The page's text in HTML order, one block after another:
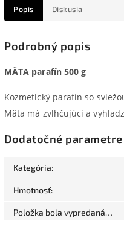
Popis Diskusia
Podrobný popis
MÄTA parafín 500 g
Kozmetický parafín so
Mäta má zvlhčujúci a
Dodatočné parametre
Kategória:
Hmotnosť:
Položka bola vypredaná…